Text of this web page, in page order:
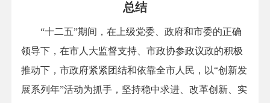
总结
“十二五”期间，在上级党委、政府和市委的正确
领导下，在市人大监督支持、市政协参政议政的积极
推动下，市政府紧紧团结和依靠全市人民，以“创新发
展系列年”活动为抓手，坚持稳中求进、改革创新、实